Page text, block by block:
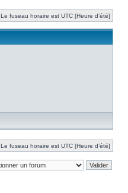
Le fuseau horaire est UTC [Heure d’été]
Le fuseau horaire est UTC [Heure d’été]